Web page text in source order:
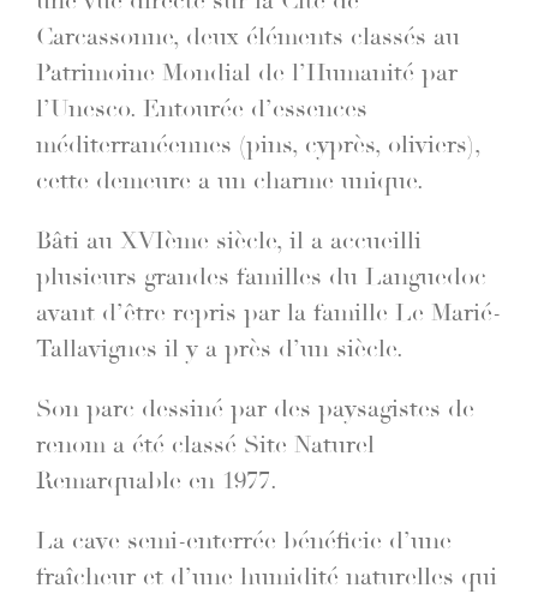
Carcassonne, deux éléments classés au
Patrimoine Mondial de l’Humanité par
l’Unesco. Entourée d’essences
méditerranéennes (pins, cyprès, oliviers),
cette demeure a un charme unique.
Bâti au XVIème siècle, il a accueilli
plusieurs grandes familles du Languedoc
avant d’être repris par la famille Le Marié-
Tallavignes il y a près d’un siècle.
Son parc dessiné par des paysagistes de
renom a été classé Site Naturel
Remarquable en 1977.
La cave semi-enterrée bénéficie d’une
fraîcheur et d’une humidité naturelles qui